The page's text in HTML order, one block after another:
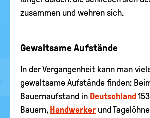
zusammen und wehren sich.
Gewaltsame Aufstände
In der Vergangenheit kann man
gewaltsame Aufstände finden:
Bauernaufstand in Deutschland
Bauern, Handwerker und